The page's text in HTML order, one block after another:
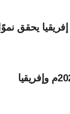
يحقق نموًا
نوبل في الاقتصاد 2025م وإفريقيا